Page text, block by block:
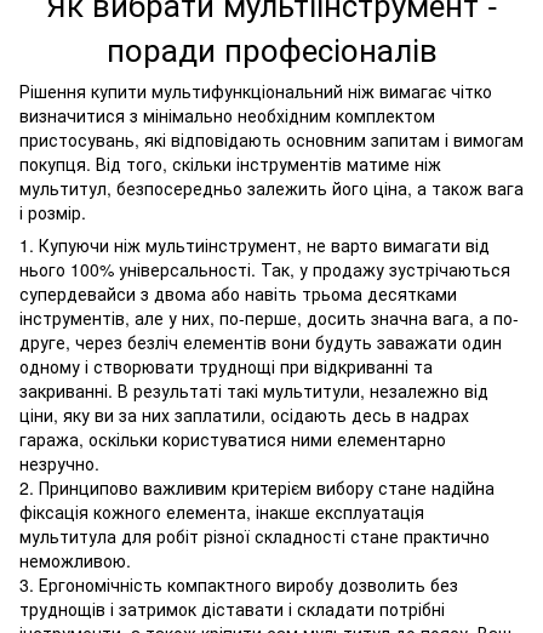
поради професіоналів
Рішення купити мультифункціональний ніж вимагає чітко
визначитися з мінімально необхідним комплектом
пристосувань, які відповідають основним запитам і вимогам
покупця. Від того, скільки інструментів матиме ніж
мультитул, безпосередньо залежить його ціна, а також вага
і розмір.
1. Купуючи ніж мультиінструмент, не варто вимагати від
нього 100% універсальності. Так, у продажу зустрічаються
супердевайси з двома або навіть трьома десятками
інструментів, але у них, по-перше, досить значна вага, а по-
друге, через безліч елементів вони будуть заважати один
одному і створювати труднощі при відкриванні та
закриванні. В результаті такі мультитули, незалежно від
ціни, яку ви за них заплатили, осідають десь в надрах
гаража, оскільки користуватися ними елементарно
незручно.
2. Принципово важливим критерієм вибору стане надійна
фіксація кожного елемента, інакше експлуатація
мультитула для робіт різної складності стане практично
неможливою.
3. Ергономічність компактного виробу дозволить без
труднощів і затримок діставати і складати потрібні